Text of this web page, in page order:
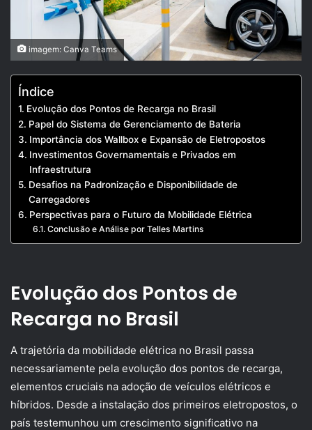
imagem: Canva Teams
Índice
Evolução dos Pontos de Recarga no Brasil
Papel do Sistema de Gerenciamento de Bateria
Importância dos Wallbox e Expansão de Eletropostos
Investimentos Governamentais e Privados em
Infraestrutura
Desafios na Padronização e Disponibilidade de
Carregadores
Perspectivas para o Futuro da Mobilidade Elétrica
Conclusão e Análise por Telles Martins
Evolução dos Pontos de
Recarga no Brasil
A trajetória da mobilidade elétrica no Brasil passa
necessariamente pela evolução dos pontos de recarga,
elementos cruciais na adoção de veículos elétricos e
híbridos. Desde a instalação dos primeiros eletropostos, o
país testemunhou um crescimento significativo na